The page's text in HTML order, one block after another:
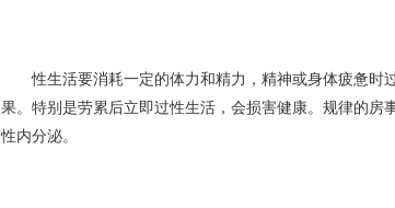
性生活要消耗一定的体力和精力，精神或身体疲惫时
果。特别是劳累后立即过性生活，会损害健康。规律的房
性内分泌。